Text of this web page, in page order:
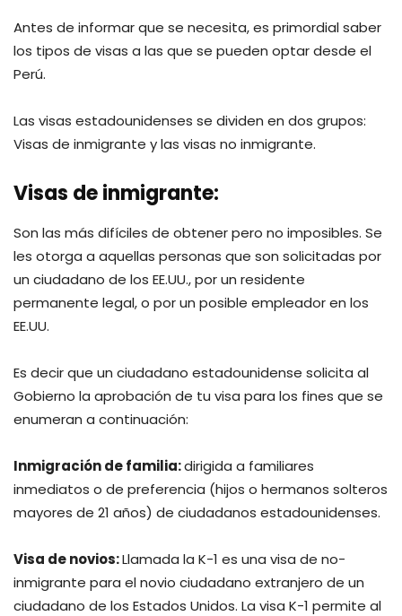
Antes de informar que se necesita, es primordial saber
los tipos de visas a las que se pueden optar desde el
Perú.
Las visas estadounidenses se dividen en dos grupos:
Visas de inmigrante y las visas no inmigrante.
Visas de inmigrante:
Son las más difíciles de obtener pero no imposibles. Se
les otorga a aquellas personas que son solicitadas por
un ciudadano de los EE.UU., por un residente
permanente legal, o por un posible empleador en los
EE.UU.
Es decir que un ciudadano estadounidense solicita al
Gobierno la aprobación de tu visa para los fines que se
enumeran a continuación:
Inmigración de familia:dirigida a familiares
inmediatos o de preferencia (hijos o hermanos solteros
mayores de 21 años) de ciudadanos estadounidenses.
Visa de novios:Llamada la K-1 es una visa de no-
inmigrante para el novio ciudadano extranjero de un
ciudadano de los Estados Unidos. La visa K-1 permite al